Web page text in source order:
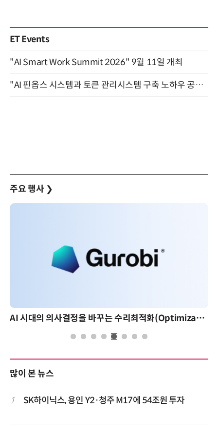
ET Events
"AI Smart Work Summit 2026" 9월 11일 개최
"AI 핀옵스 시스템과 토큰 관리시스템 구축 노하우 공개" 잠실 한국광고문화회관 2층 대회의실 (8/21)
주요 행사 ❯
AI 시대의 의사결정을 바꾸는 수리최적화(Optimization): 실제 산업 적용 사례와 활용 전략
많이 본 뉴스
1 SK하이닉스, 용인 Y2·청주 M17에 54조원 투자